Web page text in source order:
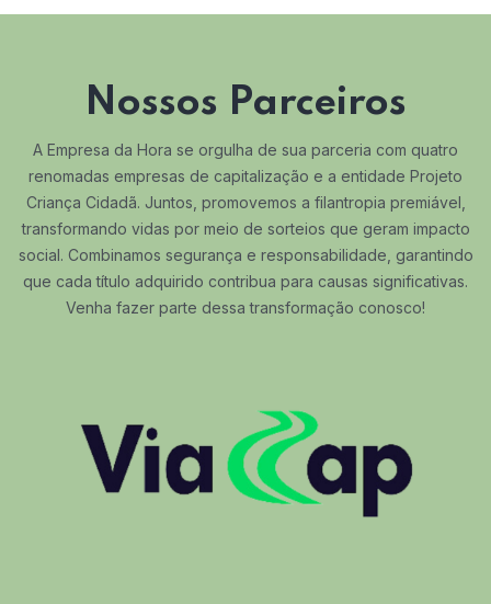
Nossos Parceiros
A Empresa da Hora se orgulha de sua parceria com quatro
renomadas empresas de capitalização e a entidade Projeto
Criança Cidadã. Juntos, promovemos a filantropia premiável,
transformando vidas por meio de sorteios que geram impacto
social. Combinamos segurança e responsabilidade, garantindo
que cada título adquirido contribua para causas significativas.
Venha fazer parte dessa transformação conosco!